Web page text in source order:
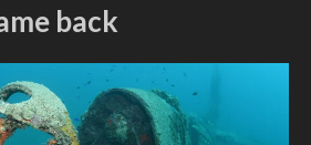
back